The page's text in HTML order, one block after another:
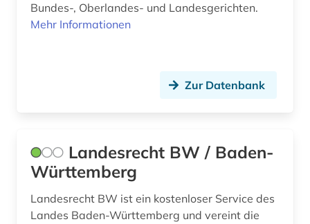
sammlung (2)
schweiz (4)
sport (1)
Bundes-, Oberlandes- und Landesgerichten.
Mehr Informationen
Zur Datenbank
Landesrecht BW / Baden-
Württemberg
Landesrecht BW ist ein kostenloser Service des
Landes Baden-Württemberg und vereint die